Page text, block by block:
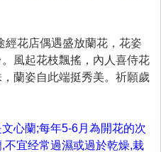
經花店偶遇盛放蘭花，花姿
風起花枝飄搖，內人喜侍花
蘭姿自此端挺秀美。祈願歲
心蘭;每年5-6月為開花的次
宜经常過濕或過於乾燥,栽